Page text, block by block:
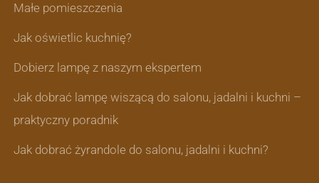
Małe pomieszczenia
Jak oświetlic kuchnię?
Dobierz lampę z naszym ekspertem
Jak dobrać lampę wiszącą do salonu, jadalni i kuchni –
praktyczny poradnik
Jak dobrać żyrandole do salonu, jadalni i kuchni?